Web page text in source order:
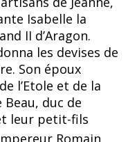
Isabelle la
II d’Aragon.
les devises de
Son époux
l’Etole et de la
duc de
leur petit-fils
Romain